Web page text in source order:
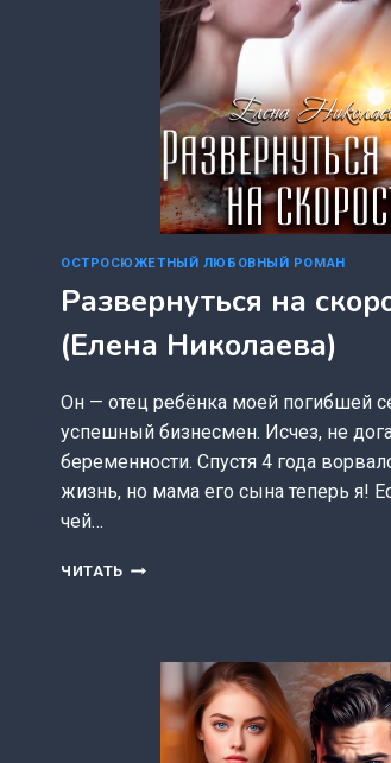
ОСТРОСЮЖЕТНЫЙ ЛЮБОВНЫЙ РОМАН
Развернуться на
(Елена Николаева)
Он — отец ребёнка моей погибшей
успешный бизнесмен. Исчез, не
беременности. Спустя 4 года
жизнь, но мама его сына теперь я!
чей…
ЧИТАТЬ РАЗВЕРНУТЬСЯ
НИКОЛАЕВА)